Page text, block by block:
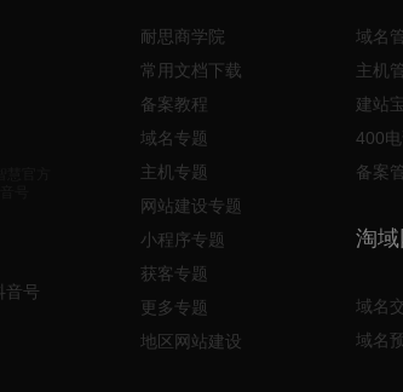
音号
耐思商学院
常用文档下载
备案教程
域名专题
主机专题
网站建设专题
小程序专题
获客专题
更多专题
地区网站建设
域名
主机
建站
400
备案
淘域
域名
域名